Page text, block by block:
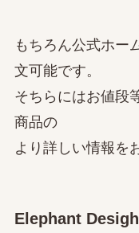
もちろん公式ホー
文可能です。
そちらにはお値段
商品の
より詳しい情報を
Elephant